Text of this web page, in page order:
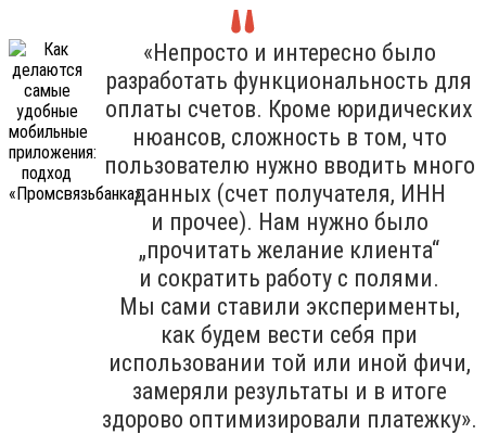
«Непросто и интересно было
разработать функциональность для
оплаты счетов. Кроме юридических
нюансов, сложность в том, что
пользователю нужно вводить много
данных (счет получателя, ИНН
и прочее). Нам нужно было
„прочитать желание клиента“
и сократить работу с полями.
Мы сами ставили эксперименты,
как будем вести себя при
использовании той или иной фичи,
замеряли результаты и в итоге
здорово оптимизировали платежку».